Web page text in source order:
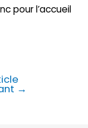
pour l’accueil
→